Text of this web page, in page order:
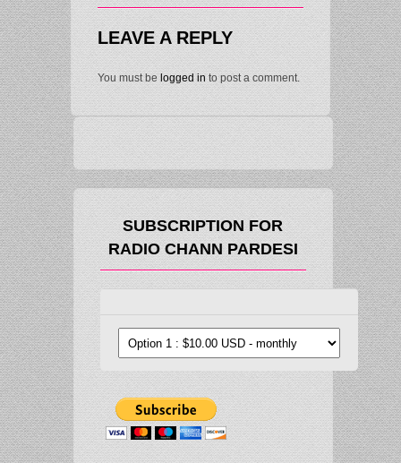
LEAVE A REPLY
You must be logged in to post a comment.
SUBSCRIPTION FOR
RADIO CHANN PARDESI